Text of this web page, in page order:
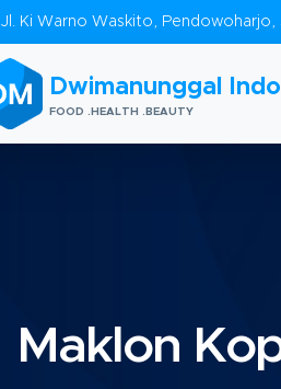
Jl. Ki Warno Waskito, Pendowoharjo,
Dwimanunggal
FOOD .HEALTH .BEAUTY
Maklon